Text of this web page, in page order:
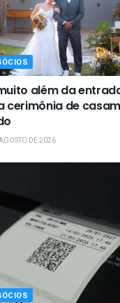
além da
cerimônia de
DE 2026